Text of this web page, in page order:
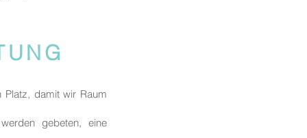
Platz, damit wir Raum
gebeten, eine